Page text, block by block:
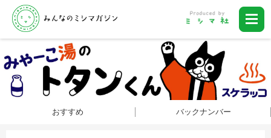
おすすめ バックナンバー